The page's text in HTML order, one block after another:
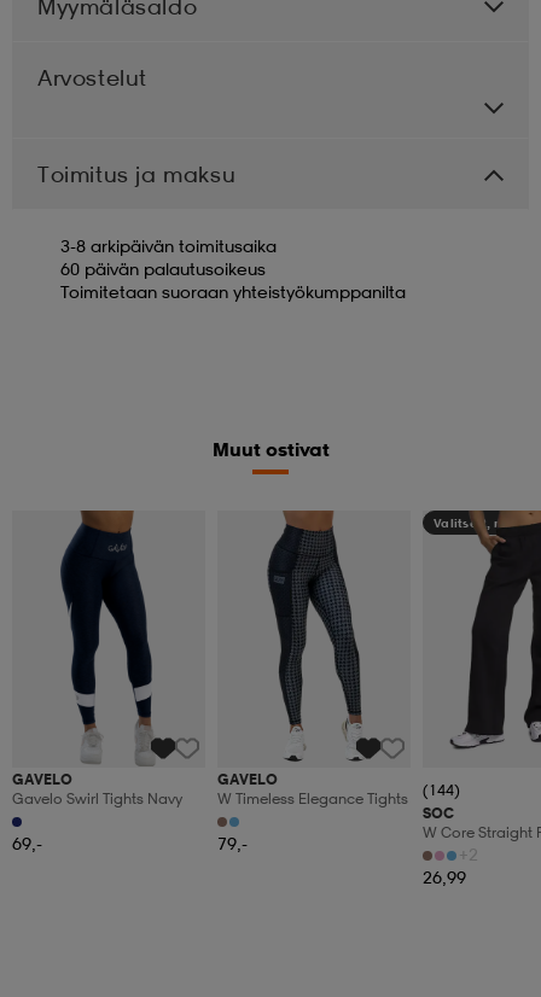
Myymäläsaldo
Arvostelut
Toimitus ja maksu
3-8 arkipäivän toimitusaika
60 päivän palautusoikeus
Toimitetaan suoraan yhteistyökumppanilta
Muut ostivat
GAVELO
Gavelo Swirl Tights Navy
69,-
GAVELO
W Timeless Elegance Tights
79,-
Valitse 2, maksa
(144)
SOC
W Core Straight
+2
26,99